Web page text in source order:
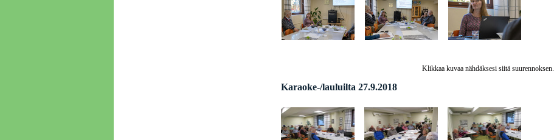
Klikkaa kuvaa nähdäksesi siitä suurennoksen.
Karaoke-/lauluilta 27.9.2018